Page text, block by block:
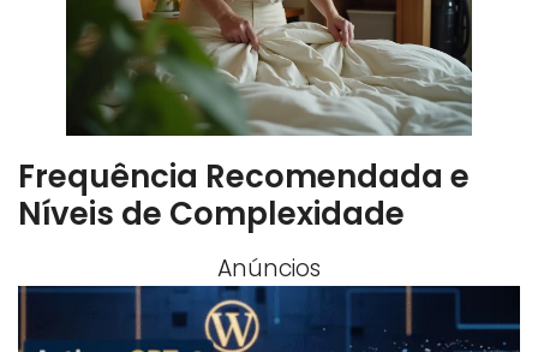
Frequência Recomendada e
Níveis de Complexidade
Anúncios